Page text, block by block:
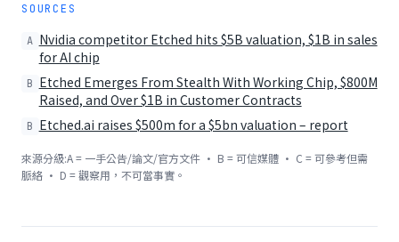
SOURCES
A Nvidia competitor Etched hits $5B valuation, $1B in sales
for AI chip
B Etched Emerges From Stealth With Working Chip, $800M
Raised, and Over $1B in Customer Contracts
B Etched.ai raises $500m for a $5bn valuation – report
來源分級:A = 一手公告/論文/官方文件 · B = 可信媒體 · C = 可參考但需
脈絡 · D = 觀察用，不可當事實。